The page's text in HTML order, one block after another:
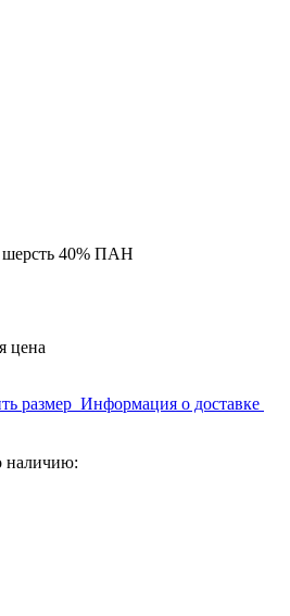
шерсть 40% ПАН
цена
размер Информация о доставке
наличию: